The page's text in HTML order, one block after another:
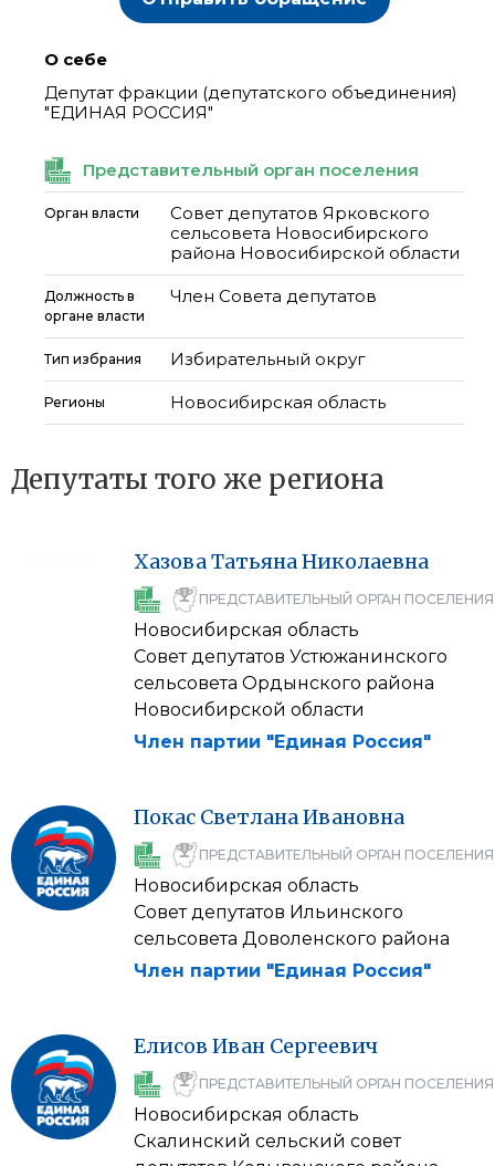
О себе
Депутат фракции (депутатского объединения)
"ЕДИНАЯ РОССИЯ"
Представительный орган поселения
Орган власти
Совет депутатов Ярковского
сельсовета Новосибирского
района Новосибирской области
Должность в
органе власти
Член Совета депутатов
Тип избрания Избирательный округ
Регионы Новосибирская область
Депутаты того же региона
ХазоваТатьянаНиколаевна
ПРЕДСТАВИТЕЛЬНЫЙ ОРГАН ПОСЕЛЕНИЯ
Новосибирская область
Совет депутатов Устюжанинского
сельсовета Ордынского района
Новосибирской области
Член партии "Единая Россия"
Покас СветланаИвановна
ПРЕДСТАВИТЕЛЬНЫЙ ОРГАН ПОСЕЛЕНИЯ
Новосибирская область
Совет депутатов Ильинского
сельсовета Доволенского района
Член партии "Единая Россия"
Елисов Иван Сергеевич
ПРЕДСТАВИТЕЛЬНЫЙ ОРГАН ПОСЕЛЕНИЯ
Новосибирская область
Скалинский сельский совет